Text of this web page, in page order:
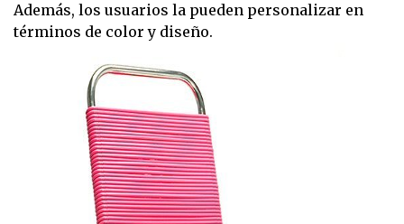
Además, los usuarios la pueden personalizar en
términos de color y diseño.